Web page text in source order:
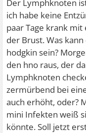
Der Lymphknoten
ich habe keine
paar Tage krank
der Brust. Was
hodgkin sein?
den hno raus, der
Lymphknoten
zermürbend bei
auch erhöht, oder?
mini Infekten weiß
könnte. Soll jetzt